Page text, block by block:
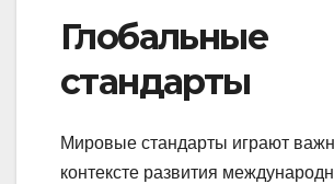
Глобальные
стандарты
Мировые стандарты играют
контексте развития